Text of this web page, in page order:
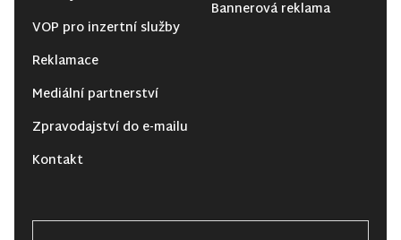
VOP pro inzertní služby
Reklamace
Mediální partnerství
Zpravodajství do e-mailu
Kontakt
Bannerová reklama